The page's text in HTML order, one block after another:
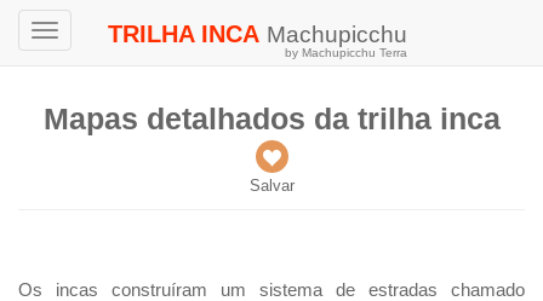
Toggle
TRILHA INCA Machupicchu
by Machupicchu Terra
Mapas detalhados da trilha inca
Salvar
Os incas construíram um sistema de estradas chamado